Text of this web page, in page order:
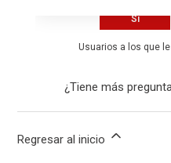
Sí
Usuarios a los que
¿Tiene más
Regresar al inicio